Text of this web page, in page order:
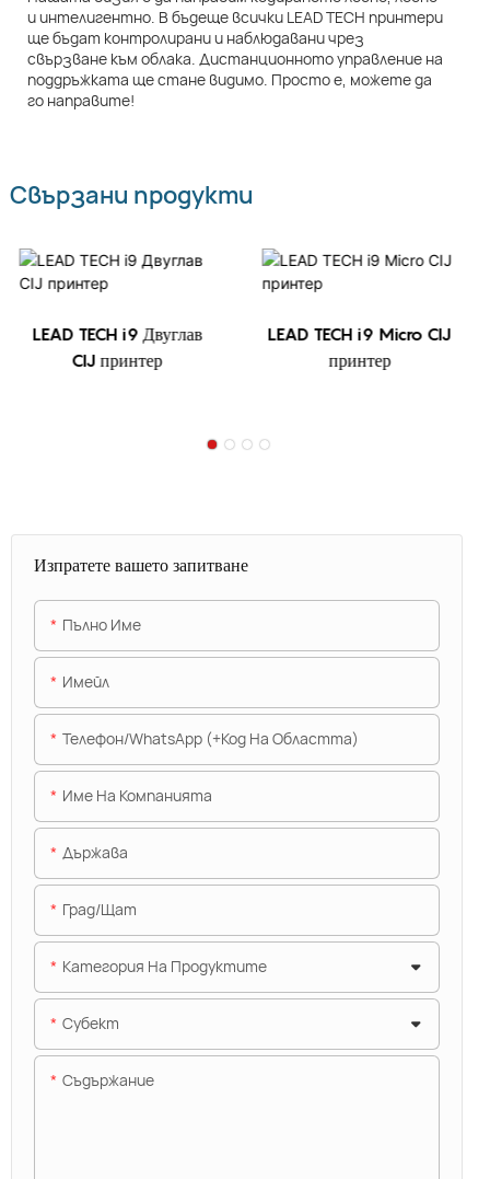
и интелигентно. В бъдеще всички LEAD TECH принтери
ще бъдат контролирани и наблюдавани чрез
свързване към облака. Дистанционното управление на
поддръжката ще стане видимо. Просто е, можете да
го направите!
Свързани продукти
LEAD TECH i9 Двуглав
CIJ принтер
LEAD TECH i9 Micro CIJ
принтер
Изпратете вашето запитване
Пълно Име
Имейл
Телефон/WhatsApp (+Код На Областта)
Име На Компанията
Държава
Град/щат
Категория На Продуктите
Субект
Съдържание